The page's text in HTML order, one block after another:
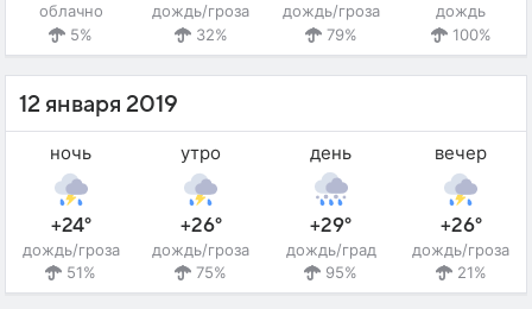
облачно
5%
дождь/гроза
32%
дождь/гроза
79%
дождь
100%
12 января 2019
ночь
+24°
дождь/гроза
51%
утро
+26°
дождь/гроза
75%
день
+29°
дождь/град
95%
вечер
+26°
дождь/гроза
21%